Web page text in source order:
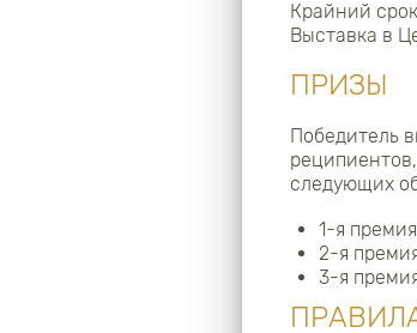
Крайний срок
Выставка в
ПРИЗЫ
Победитель
следующих
1-я
2-я
3-я